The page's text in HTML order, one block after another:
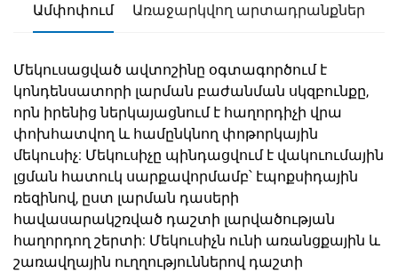
Ամփոփում Առաջարկվող արտադրանքներ
Մեկուսացված ավտոշինը օգտագործում է
կոնդենսատորի լարման բաժանման սկզբունքը,
որն իրենից ներկայացնում է հաղորդիչի վրա
փոխհատվող և համընկնող փոթորկային
մեկուսիչ: Մեկուսիչը պինդացվում է վակուումային
լցման հատուկ սարքավորմամբ՝ էպոքսիդային
ռեզինով, ըստ լարման դասերի
հավասարակշռված դաշտի լարվածության
հաղորդող շերտի: Մեկուսիչն ունի առանցքային և
շառավղային ուղղություններով դաշտի